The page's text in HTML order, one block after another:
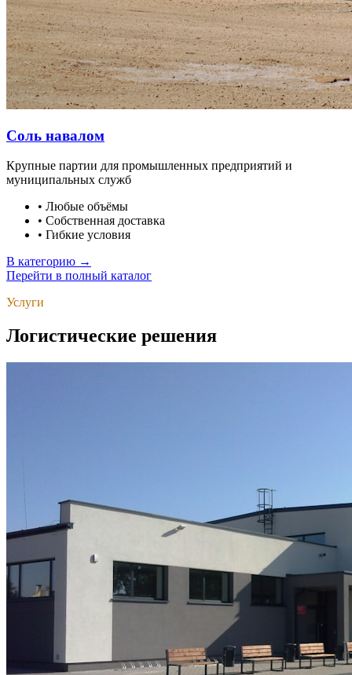
Соль навалом
Крупные партии для промышленных предприятий и
муниципальных служб
• Любые объёмы
• Собственная доставка
• Гибкие условия
В категорию →
Перейти в полный каталог
Услуги
Логистические решения